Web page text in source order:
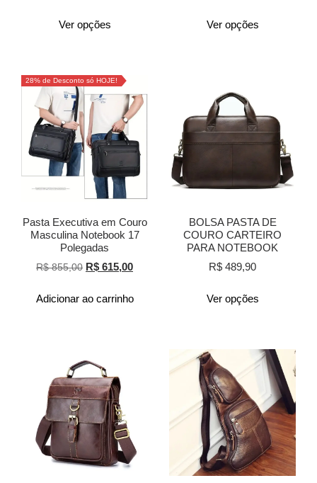
Ver opções Ver opções
28% de Desconto só HOJE!
Pasta Executiva em Couro
Masculina Notebook 17
Polegadas
R$855,00 R$ 615,00
Adicionar ao carrinho
BOLSA PASTA DE
COURO CARTEIRO
PARA NOTEBOOK
R$ 489,90
Ver opções